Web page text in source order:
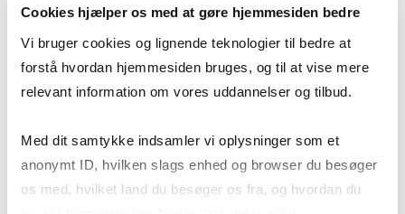
Cookies hjælper os med at gøre hjemmesiden bedre
Vi bruger cookies og lignende teknologier til bedre at
forstå hvordan hjemmesiden bruges, og til at vise mere
relevant information om vores uddannelser og tilbud.
Med dit samtykke indsamler vi oplysninger som et
anonymt ID, hvilken slags enhed og browser du besøger
os med, hvilket land du besøger os fra, og hvordan du
Resultatlisten